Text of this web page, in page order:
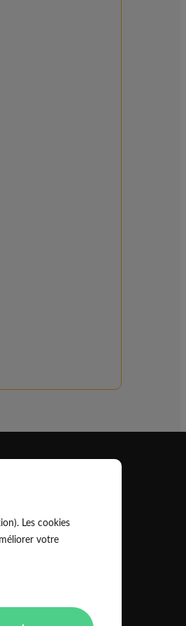
et pros
et industriels
artisans
Les cookies
votre